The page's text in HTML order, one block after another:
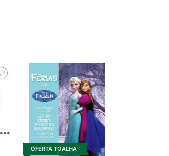
T
oy Story 3 - Minibibliotecas
OFERTA TOALHA